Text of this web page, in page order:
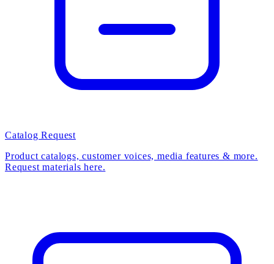
Catalog Request
Product catalogs, customer voices, media features & more.
Request materials here.